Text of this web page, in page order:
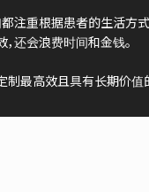
注重根据患者的生活方
还会浪费时间和金钱。
最高效且具有长期价值